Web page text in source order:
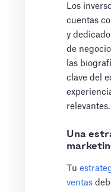
Los
cuentas
y
de
las
clave del
relevantes.
Una
Tu
ventas